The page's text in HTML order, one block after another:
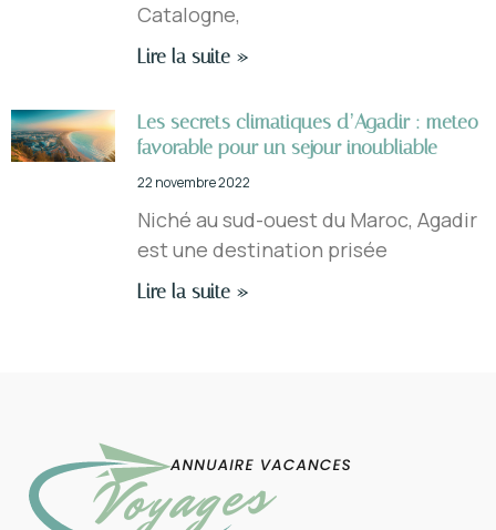
Catalogne,
Lire la suite »
Les secrets climatiques d’Agadir : meteo
favorable pour un sejour inoubliable
22 novembre 2022
Niché au sud-ouest du Maroc, Agadir
est une destination prisée
Lire la suite »